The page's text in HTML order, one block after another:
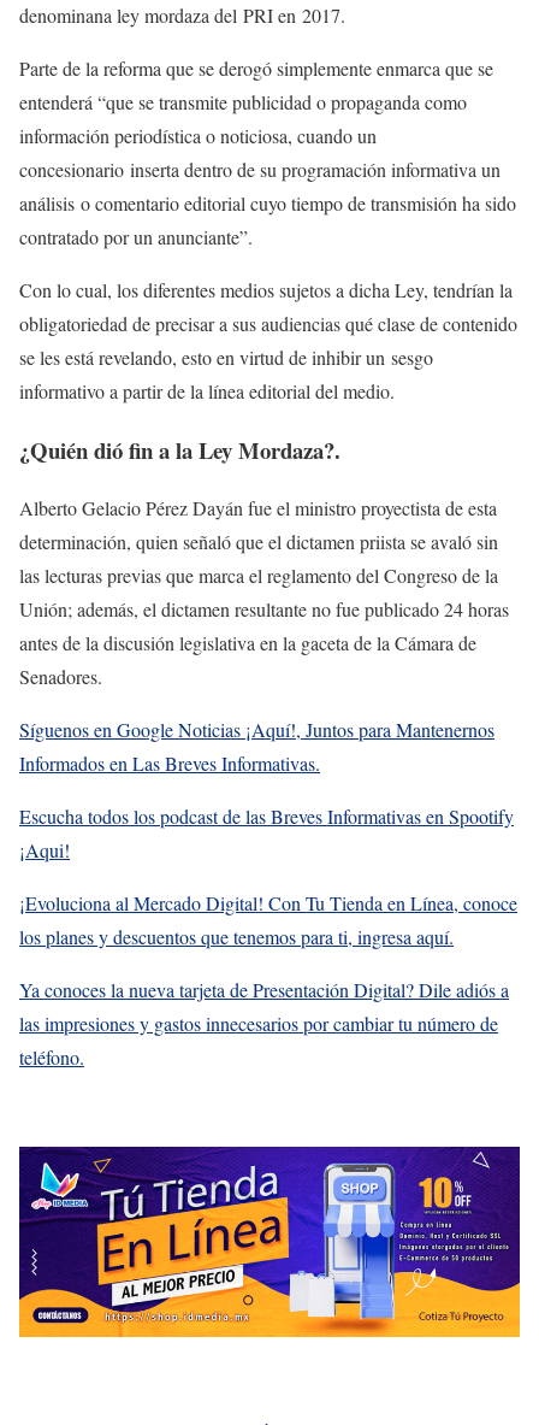
denominana ley mordaza del PRI en 2017.
Parte de la reforma que se derogó simplemente enmarca que se
entenderá “que se transmite publicidad o propaganda como
información periodística o noticiosa, cuando un
concesionario inserta dentro de su programación informativa un
análisis o comentario editorial cuyo tiempo de transmisión ha sido
contratado por un anunciante”.
Con lo cual, los diferentes medios sujetos a dicha Ley, tendrían la
obligatoriedad de precisar a sus audiencias qué clase de contenido
se les está revelando, esto en virtud de inhibir un sesgo
informativo a partir de la línea editorial del medio.
¿Quién dió fin a la Ley Mordaza?.
Alberto Gelacio Pérez Dayán fue el ministro proyectista de esta
determinación, quien señaló que el dictamen priista se avaló sin
las lecturas previas que marca el reglamento del Congreso de la
Unión; además, el dictamen resultante no fue publicado 24 horas
antes de la discusión legislativa en la gaceta de la Cámara de
Senadores.
Síguenos en Google Noticias ¡Aquí!, Juntos para Mantenernos
Informados en Las Breves Informativas.
Escucha todos los podcast de las Breves Informativas en Spootify
¡Aqui!
¡Evoluciona al Mercado Digital! Con Tu Tienda en Línea, conoce
los planes y descuentos que tenemos para ti, ingresa aquí.
Ya conoces la nueva tarjeta de Presentación Digital? Dile adiós a
las impresiones y gastos innecesarios por cambiar tu número de
teléfono.